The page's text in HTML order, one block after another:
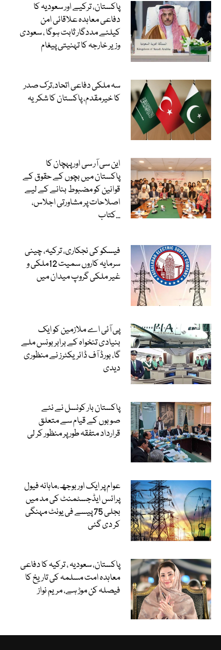
پاکستان، ترکیے اور سعودیہ کا
دفاعی معاہدہ علاقائی امن
کیلئے مددگار ثابت ہوگا ، سعودی
وزیر خارجہ کا تہنیتی پیغام
سہ ملکی دفاعی اتحاد،ترک صدر
کا خیرمقدم، پاکستان کا شکریہ
این سی آر سی اور پہچان کا
پاکستان میں بچوں کے حقوق کے
قوانین کو مضبوط بنانے کے لیے
اصلاحات پر مشاورتی اجلاس،
کتاب...
فیسکو کی نجکاری، ترکیہ، چینی
سرمایہ کاروں سمیت 12ملکی و
غیر ملکی گروپ میدان میں
پی آئی اے ملازمین کو ایک
بنیادی تنخواہ کے برابر بونس ملے
گا، بورڈ آف ڈائریکٹرز نے منظوری
دیدی
پاکستان بار کونسل نے نئے
صوبوں کے قیام سے متعلق
قرارداد متفقہ طور پر منظور کر لی
عوام پر ایک اور بوجھ،ماہانہ فیول
پرائس ایڈجسٹمنٹ کی مد میں
بجلی 75 پیسے فی یونٹ مہنگی
کر دی گئی
پاکستان، سعودیہ ، ترکیہ کا دفاعی
معاہدہ امت مسلمہ کی تاریخ کا
فیصلہ کن موڑ ہے، مریم نواز